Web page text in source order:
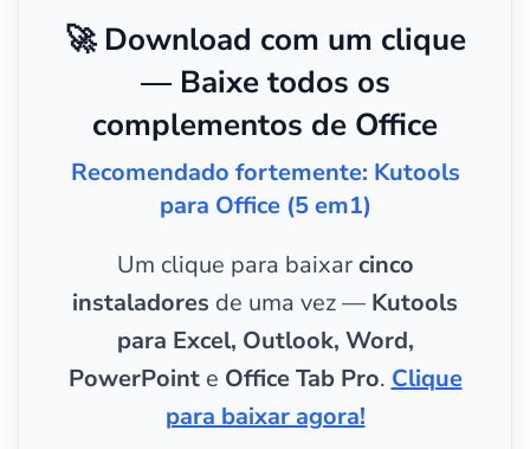
🚀 Download com um clique
— Baixe todos os
complementos de Office
Recomendado fortemente: Kutools
para Office (5 em1)
Um clique para baixarcinco
instaladores de uma vez — Kutools
para Excel, Outlook, Word,
PowerPointe Office Tab Pro. Clique
para baixar agora!